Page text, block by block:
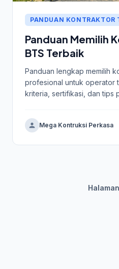
PANDUAN KONTRAKTOR
Panduan Memilih
BTS Terbaik
Panduan lengkap memilih
profesional untuk operator
kriteria, sertifikasi, dan tips
Mega Kontruksi Perkasa
Halaman